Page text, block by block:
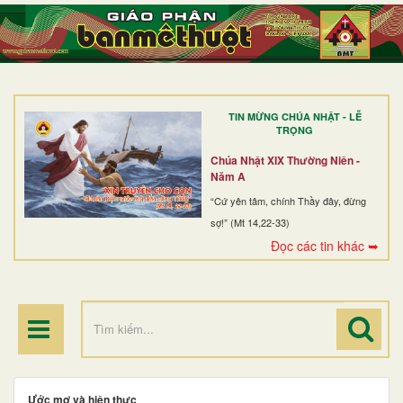
TIN MỪNG CHÚA NHẬT - LỄ
TRỌNG
Chúa Nhật XIX Thường Niên -
Năm A
“Cứ yên tâm, chính Thầy đây, đừng
sợ!” (Mt 14,22-33)
Đọc các tin khác ➥
TRANG NHẤT
GIỚI THIỆU
DÒNG TU
BAN MỤC VỤ
ĐOÀN THỂ CG
ĐIỂM HÀNH HƯƠNG
Ước mơ và hiện thực